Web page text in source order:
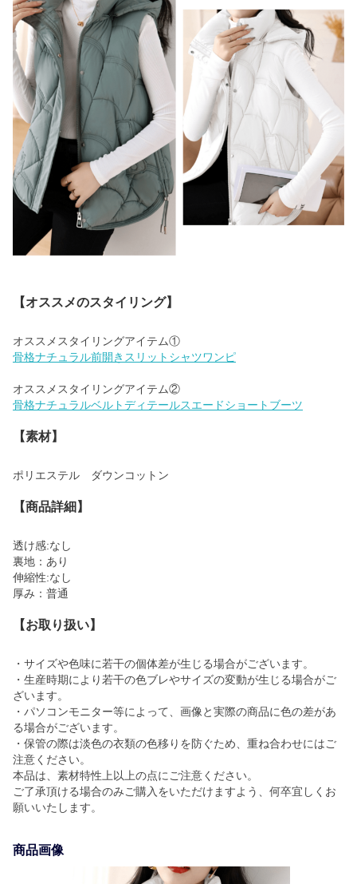
【オススメのスタイリング】
骨格ナチュラル前開きスリットシャツワンピ
骨格ナチュラルベルトディテールスエードショートブーツ
【素材】
ポリエステル ダウンコットン
【商品詳細】
透け感:なし
裏地：あり
伸縮性:なし
厚み：普通
【お取り扱い】
・サイズや色味に若干の個体差が生じる場合がございます。
・生産時期により若干の色ブレやサイズの変動が生じる場合がご
ざいます。
・パソコンモニター等によって、画像と実際の商品に色の差があ
る場合がございます。
・保管の際は淡色の衣類の色移りを防ぐため、重ね合わせにはご
注意ください。
本品は、素材特性上以上の点にご注意ください。
ご了承頂ける場合のみご購入をいただけますよう、何卒宜しくお
願いいたします。
商品画像